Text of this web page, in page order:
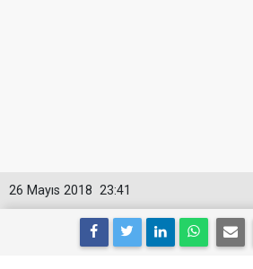
23:41
26 Mayıs 2018